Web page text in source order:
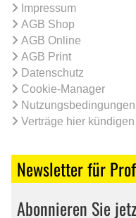
Impressum
AGB Shop
AGB Online
AGB Print
Datenschutz
Cookie-Manager
Nutzungsbedingungen
Verträge hier kündigen
Newsletter für
Abonnieren Sie